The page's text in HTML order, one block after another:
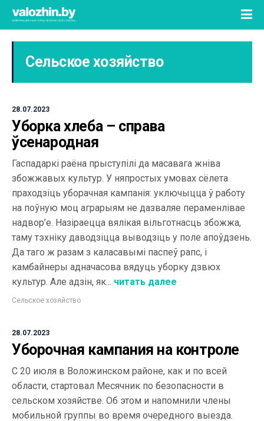
Сельское хозяйство
28.07.2023
Уборка хлеба – справа
ўсенародная
Гаспадаркі раёна прыступілі да масавага жніва
збожжавых культур. У няпростых умовах сёлета
праходзіць уборачная кампанія: уключыцца ў работу
на поўную моц аграрыям не дазваляе пераменлівае
надвор’е. Назіраецца вялікая вільготнасць збожжа,
таму тэхніку даводзіцца выводзіць у поле апоўдзень.
Да таго ж разам з каласавымі паспеў рапс, і
камбайнеры адначасова вядуць уборку дзвюх
культур. Але адзін, як... читать далее
Сельское хозяйство
28.07.2023
Уборочная кампания на контроле
С 20 июля в Воложинском районе, как и по всей
области, стартовал Месячник по безопасности в
сельском хозяйстве. Об этом и напомнили члены
мобильной группы во время очередного выезда.